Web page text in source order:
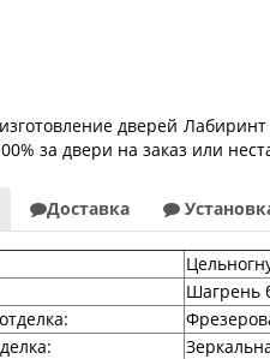
дверей
за двери на заказ или
Доставка
Шагрень
:
: